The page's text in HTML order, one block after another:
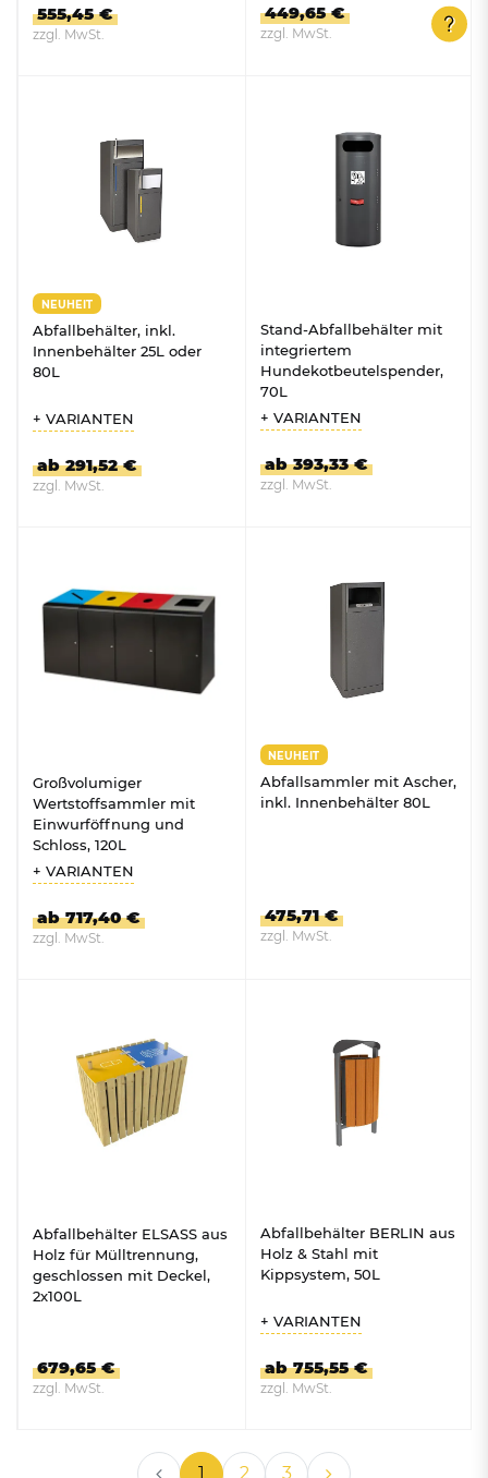
555,45 €
zzgl. MwSt.
449,65 €
zzgl. MwSt.
NEUHEIT
Abfallbehälter, inkl.
Innenbehälter 25L oder
80L
+ VARIANTEN
ab 291,52 €
zzgl. MwSt.
Stand-Abfallbehälter mit
integriertem
Hundekotbeutelspender,
70L
+ VARIANTEN
ab 393,33 €
zzgl. MwSt.
Großvolumiger
Wertstoffsammler mit
Einwurföffnung und
Schloss, 120L
+ VARIANTEN
ab 717,40 €
zzgl. MwSt.
NEUHEIT
Abfallsammler mit Ascher,
inkl. Innenbehälter 80L
475,71 €
zzgl. MwSt.
Abfallbehälter ELSASS aus
Holz für Mülltrennung,
geschlossen mit Deckel,
2x100L
679,65 €
zzgl. MwSt.
Abfallbehälter BERLIN aus
Holz & Stahl mit
Kippsystem, 50L
+ VARIANTEN
ab 755,55 €
zzgl. MwSt.
1
2 3